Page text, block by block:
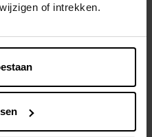
of intrekken.